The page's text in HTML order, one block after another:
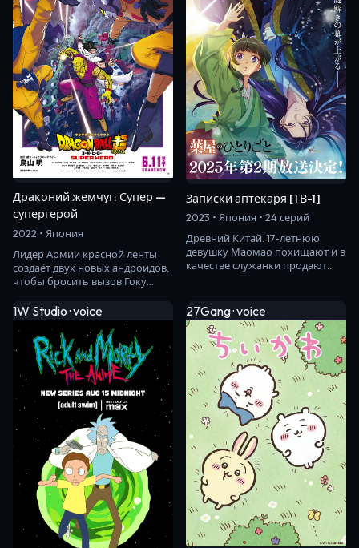
Драконий жемчуг: Супер —
супергерой
2022 • Япония
Лидер Армии красной ленты
создаёт двух новых андроидов,
чтобы бросить вызов Гоку
битва за су…
Записки аптекаря [ТВ-1]
2023 • Япония • 24 серий
Древний Китай. 17-летнюю
девушку Маомао похищают и в
качестве служанки продают
1W Studio · voice 27Gang · voice